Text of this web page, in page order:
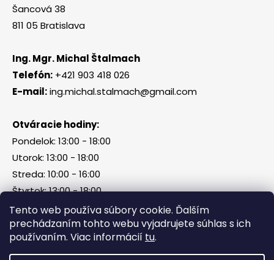
Tento web používa súbory cookie. Ďalším
prechádzaním tohto webu vyjadrujete súhlas s ich
používaním. Viac informácií tu.
Šancová 38
811 05 Bratislava
Ing. Mgr. Michal Štalmach
Telefón: +421 903 418 026
E-mail:ing.michal.stalmach@gmail.com
Otváracie hodiny:
Pondelok: 13:00 - 18:00
Utorok: 13:00 - 18:00
Streda: 10:00 - 16:00
Štvrtok: 13:00 - 18:00
Piatok, sobota, nedeľa: zatvorené